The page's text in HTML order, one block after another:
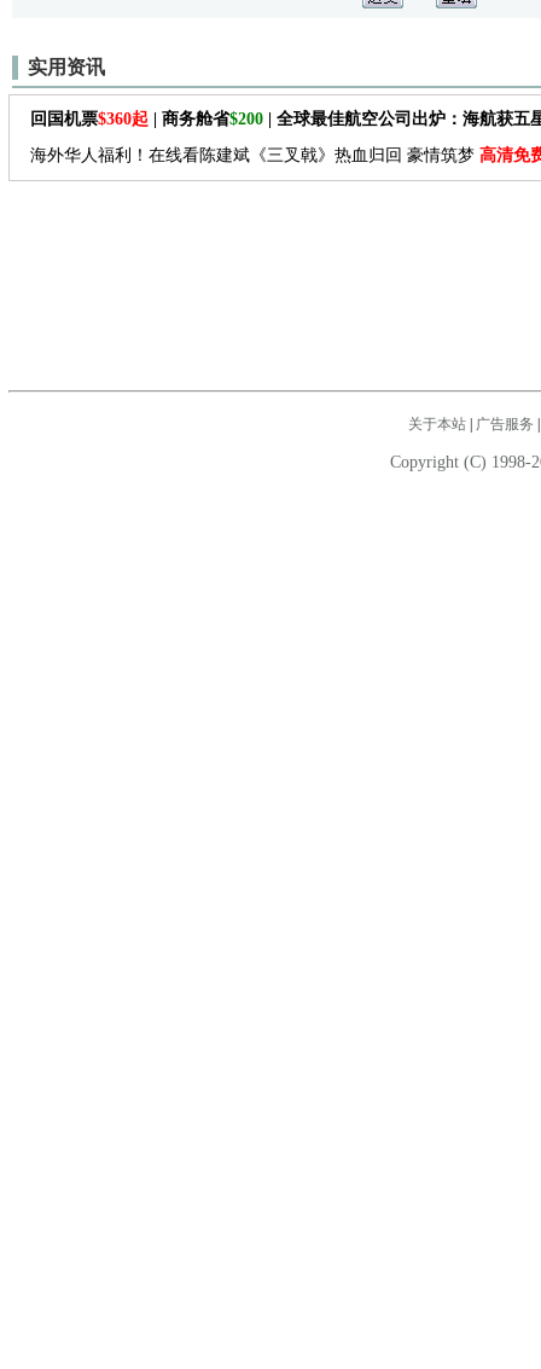
实用资讯
回国机票$360起 | 商务舱省$200 | 全球最佳航空公司出炉：海航获五
海外华人福利！在线看陈建斌《三叉戟》热血归回 豪情筑梦 高清免
关于本站| 广告服务
Copyright (C) 1998-